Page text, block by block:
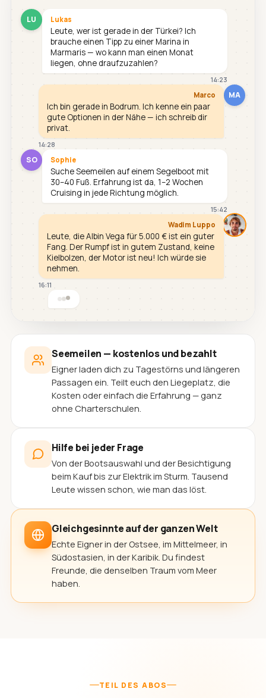
LU Lukas
Leute, wer ist gerade in der Türkei? Ich
brauche einen Tipp zu einer Marina in
Marmaris — wo kann man einen Monat
liegen, ohne draufzuzahlen?
14:23
MA
Marco
Ich bin gerade in Bodrum. Ich kenne ein paar
gute Optionen in der Nähe — ich schreib dir
privat.
14:28
SO Sophie
Suche Seemeilen auf einem Segelboot mit
30–40 Fuß. Erfahrung ist da, 1–2 Wochen
Cruising in jede Richtung möglich.
15:42
Wadim Luppo
Leute, die Albin Vega für 5.000 € ist ein guter
Fang. Der Rumpf ist in gutem Zustand, keine
Kielbolzen, der Motor ist neu! Ich würde sie
nehmen.
16:11
Seemeilen — kostenlos und bezahlt
Eigner laden dich zu Tagestörns und längeren
Passagen ein. Teilt euch den Liegeplatz, die
Kosten oder einfach die Erfahrung — ganz
ohne Charterschulen.
Hilfe bei jeder Frage
Von der Bootsauswahl und der Besichtigung
beim Kauf bis zur Elektrik im Sturm. Tausend
Leute wissen schon, wie man das löst.
Gleichgesinnte auf der ganzen Welt
Echte Eigner in der Ostsee, im Mittelmeer, in
Südostasien, in der Karibik. Du findest
Freunde, die denselben Traum vom Meer
haben.
TEIL DES ABOS